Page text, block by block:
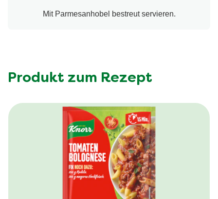
Mit Parmesanhobel bestreut servieren.
Produkt zum Rezept